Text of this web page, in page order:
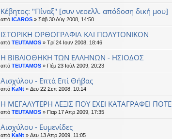
Κέβητος: "Πίναξ" [συν νεοελλ. απόδοση δική μου]
από ICAROS » Σάβ 30 Αύγ 2008, 14:50
IΣΤΟΡΙΚΗ ΟΡΘΟΓΡΑΦΙΑ ΚΑΙ ΠΟΛΥΤΟΝΙΚΟΝ
από TEUTAMOS » Τρί 24 Ιουν 2008, 18:46
Η ΒΙΒΛΙΟΘΗΚΗ ΤΩΝ ΕΛΛΗΝΩΝ - ΗΣΙΟΔΟΣ
από TEUTAMOS » Πέμ 23 Ιούλ 2009, 20:23
Αισχύλου - Επτά Επί Θήβας
από KaNt » Δευ 22 Σεπ 2008, 10:14
Η ΜΕΓΑΛΥΤΕΡΗ ΛΕΞΙΣ ΠΟΥ ΕΧΕΙ ΚΑΤΑΓΡΑΦΕΙ ΠΟΤΕ
από TEUTAMOS » Παρ 17 Απρ 2009, 17:35
Αισχύλου - Ευμενίδες
από KaNt » Δευ 13 Απρ 2009, 11:05